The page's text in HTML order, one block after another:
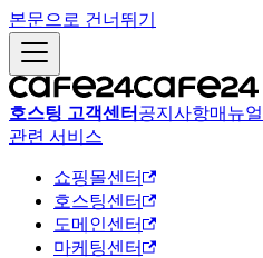
본문으로 건너뛰기
호스팅 고객센터 공지사항매뉴얼
관련 서비스
쇼핑몰센터
호스팅센터
도메인센터
마케팅센터